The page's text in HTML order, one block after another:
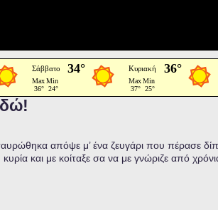
απόψε μ’ ένα ζευγάρι που πέρασε
και με κοίταξε σα να με γνώριζε από